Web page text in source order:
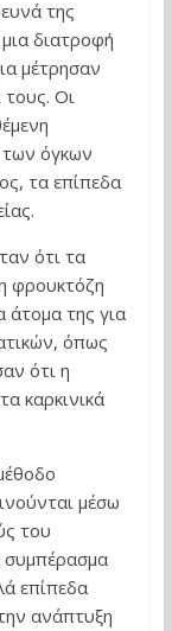
της
διατροφή
μέτρησαν
Οι
όγκων
τα επίπεδα
ότι τα
φρουκτόζη
άτομα της για
όπως
ότι η
καρκινικά
μέσω
του
συμπέρασμα
επίπεδα
ανάπτυξη